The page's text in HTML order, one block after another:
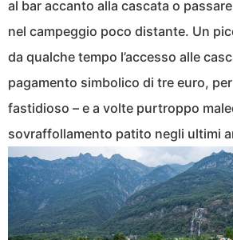
al bar accanto alla cascata o
nel campeggio poco distante. Un
da qualche tempo l’accesso alle
pagamento simbolico di tre euro,
fastidioso – e a volte purtroppo
sovraffollamento patito negli ultimi